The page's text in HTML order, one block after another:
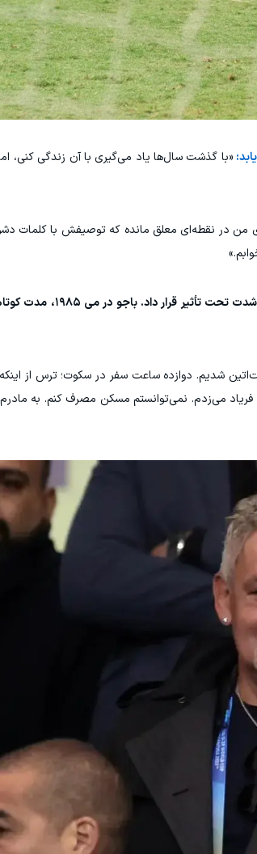
«با گذشت سال‌ها یاد می‌گیری با آن زندگی کنی،
من در نقطه‌ای معلق مانده که توصیفش با کلمات
دوران مصدومیت‌های باجو نیز رابطه او با
شدیم. دوازده ساعت سفر در سکوت؛ ترس از اینکه
می‌زدم. نمی‌توانستم مسکن مصرف کنم. به مادرم